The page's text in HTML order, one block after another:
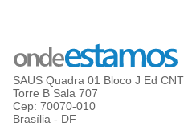
SAUS Quadra 01 Bloco J Ed CNT
Torre B Sala 707
Cep: 70070-010
Brasília - DF